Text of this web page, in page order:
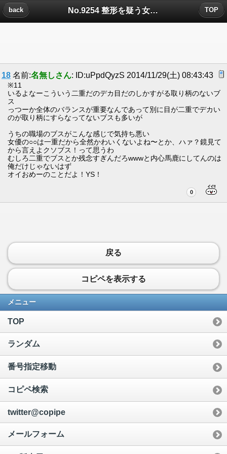
No.9254 整形を疑う女の怖さについたコメント
back TOP
18 名前:名無しさん: ID:uPpdQyzS 2014/11/29(土) 08:43:43
※11
いるよなーこういう二重だのデカ目だのしかすがる取り柄のないブ
ス
っつーか全体のバランスが重要なんであって別に目が二重でデカい
のが取り柄にすらなってないブスも多いが
うちの職場のブスがこんな感じで気持ち悪い
女優の○○は一重だから全然かわいくないよね〜とか、ハァ？鏡見て
から言えよクソブス！って思うわ
むしろ二重でブスとか残念すぎんだろwwwと内心馬鹿にしてんのは
俺だけじゃないはず
オイおめーのことだよ！YS！
0
戻る
コピペを表示する
メニュー
TOP
ランダム
番号指定移動
コピペ検索
twitter@copipe
メールフォーム